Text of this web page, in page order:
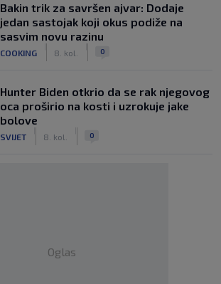
Bakin trik za savršen ajvar: Dodaje
jedan sastojak koji okus podiže na
sasvim novu razinu
COOKING 8. kol. 0
Hunter Biden otkrio da se rak njegovog
oca proširio na kosti i uzrokuje jake
bolove
SVIJET 8. kol. 0
Oglas